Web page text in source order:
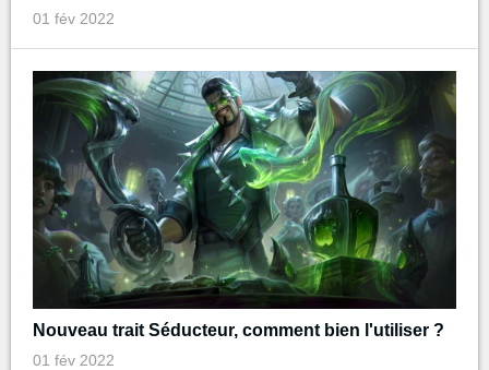
01 fév 2022
Nouveau trait Séducteur, comment bien l'utiliser ?
01 fév 2022